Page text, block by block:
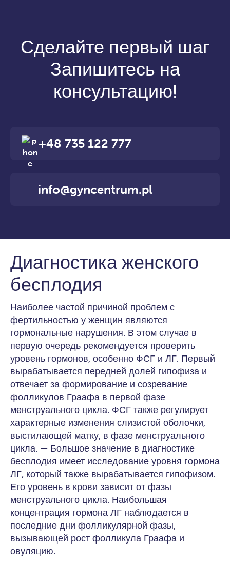
Сделайте первый шаг
Запишитесь на
консультацию!
+48 735 122 777
info@gyncentrum.pl
Диагностика женского
бесплодия
Наиболее частой причиной проблем с
фертильностью у женщин являются
гормональные нарушения. В этом случае в
первую очередь рекомендуется проверить
уровень гормонов, особенно ФСГ и ЛГ. Первый
вырабатывается передней долей гипофиза и
отвечает за формирование и созревание
фолликулов Граафа в первой фазе
менструального цикла. ФСГ также регулирует
характерные изменения слизистой оболочки,
выстилающей матку, в фазе менструального
цикла. — Большое значение в диагностике
бесплодия имеет исследование уровня гормона
ЛГ, который также вырабатывается гипофизом.
Его уровень в крови зависит от фазы
менструального цикла. Наибольшая
концентрация гормона ЛГ наблюдается в
последние дни фолликулярной фазы,
вызывающей рост фолликула Граафа и
овуляцию.